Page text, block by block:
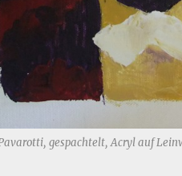
gespachtelt, Acryl auf